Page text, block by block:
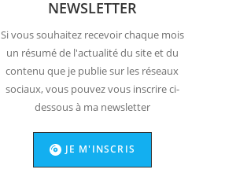
NEWSLETTER
Si vous souhaitez recevoir chaque mois
un résumé de l'actualité du site et du
contenu que je publie sur les réseaux
sociaux, vous pouvez vous inscrire ci-
dessous à ma newsletter
JE M'INSCRIS